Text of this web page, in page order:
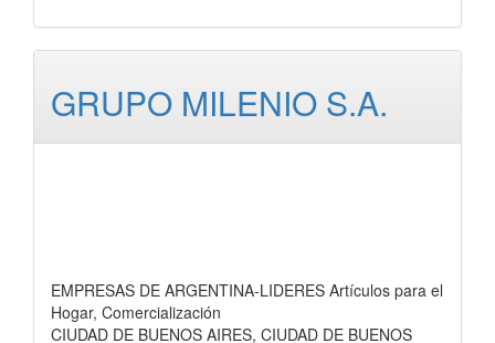
GRUPO MILENIO S.A.
EMPRESAS DE ARGENTINA-LIDERES Artículos para el
Hogar, Comercialización
CIUDAD DE BUENOS AIRES, CIUDAD DE BUENOS